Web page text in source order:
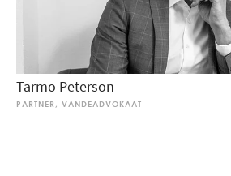
Tarmo Peterson
PARTNER, VANDEADVOKAAT